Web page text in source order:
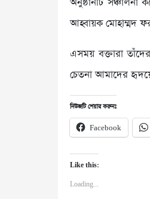
অনুষ্ঠানটি
আহ্বায়ক মোহাম্মদ
এসময় বক্তারা
চেতনা আমাদের
নিউজটি শেয়ার করুনঃ
Facebook
Like this:
Loading...